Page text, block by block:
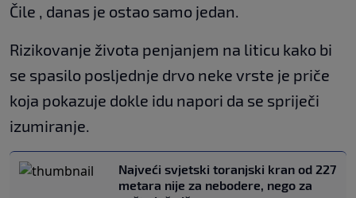
Čile , danas je ostao samo jedan.
Rizikovanje života penjanjem na liticu kako bi
se spasilo posljednje drvo neke vrste je priče
koja pokazuje dokle idu napori da se spriječi
izumiranje.
Najveći svjetski toranjski kran od 227
metara nije za nebodere, nego za